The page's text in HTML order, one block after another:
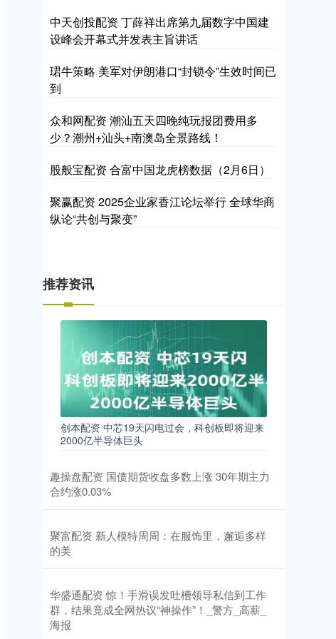
中天创投配资 丁薛祥出席第九届数字中国建
设峰会开幕式并发表主旨讲话
珺牛策略 美军对伊朗港口“封锁令”生效时间已
到
众和网配资 潮汕五天四晚纯玩报团费用多
少？潮州+汕头+南澳岛全景路线！
股般宝配资 合富中国龙虎榜数据（2月6日）
聚赢配资 2025企业家香江论坛举行 全球华商
纵论“共创与聚变”
推荐资讯
创本配资 中芯19天闪电过会，科创板即将迎来
2000亿半导体巨头
趣操盘配资 国债期货收盘多数上涨 30年期主力
合约涨0.03%
聚富配资 新人模特周周：在服饰里，邂逅多样
的美
华盛通配资 惊！手滑误发吐槽领导私信到工作
群，结果竟成全网热议“神操作”！_警方_高薪_
海报